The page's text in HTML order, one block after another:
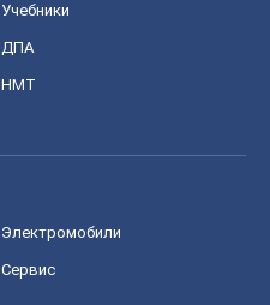
Учебники
ДПА
НМТ
Электромобили
Сервис